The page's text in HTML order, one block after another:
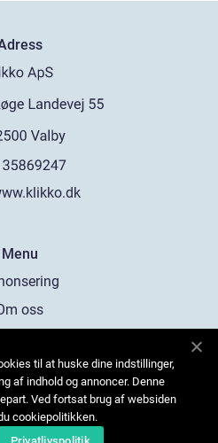
Menu
oss
oss
til at huske dine indstillinger,
af indhold og annoncer. Denne
Ved fortsat brug af websiden
cookiepolitikken.